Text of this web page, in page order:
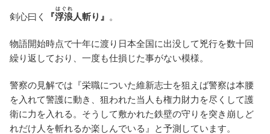
剣心曰く 『浮浪
はぐれ
人斬り』 。
物語開始時点で十年に渡り日本全国に出没して兇行を数十回
繰り返しており、一度も仕損じた事がない模様。
警察の見解では『栄職についた維新志士を狙えば警察は本腰
を入れて警護に動き、狙われた当人も権力財力を尽くして護
衛に力を入れる。そうして敷かれた鉄壁の守りを突き崩しど
れだけ人を斬れるか楽しんでいる』と予測しています。